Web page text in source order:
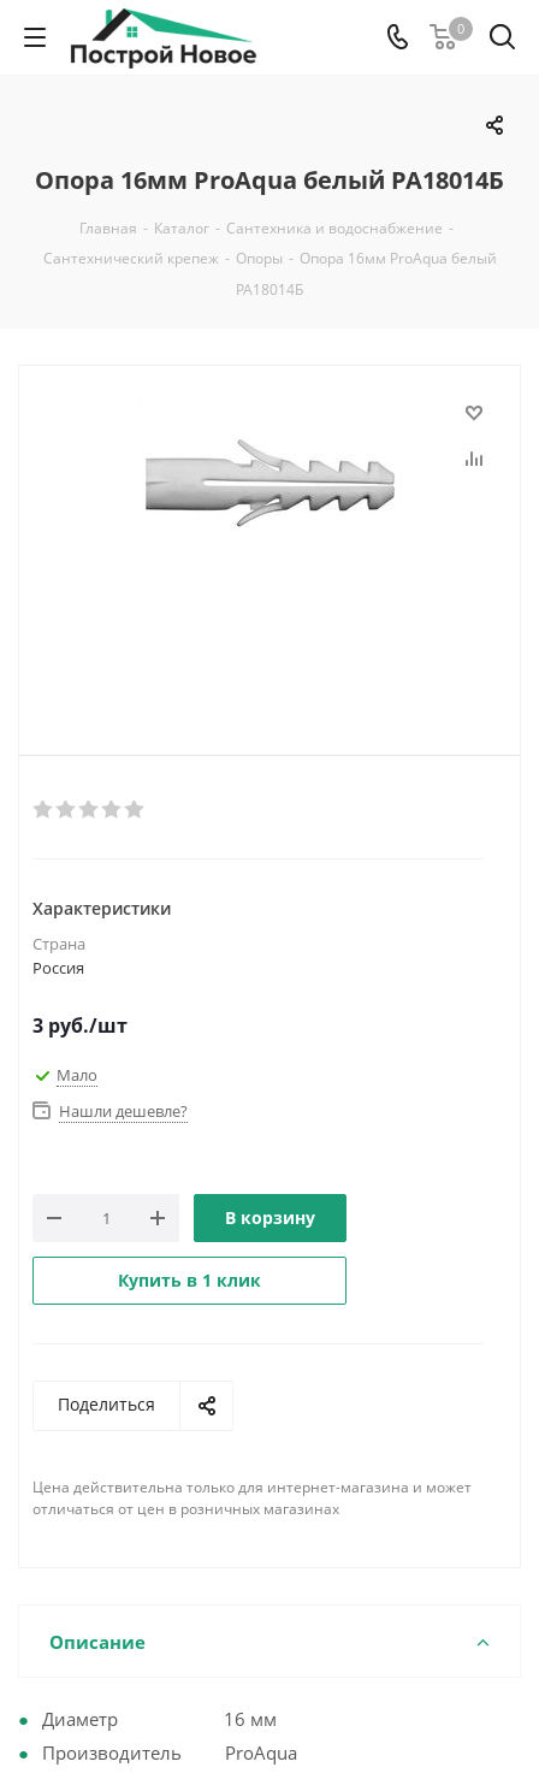
0
Опора 16мм ProAqua белый PA18014Б
Главная - Каталог - Сантехника и водоснабжение -
Сантехнический крепеж - Опоры - Опора 16мм ProAqua белый
PA18014Б
Характеристики
Страна
Россия
3 руб./шт
Мало
Нашли дешевле?
В корзину
Купить в 1 клик
Поделиться
Цена действительна только для интернет-магазина и может
отличаться от цен в розничных магазинах
Описание
Диаметр 16 мм
Производитель ProAqua